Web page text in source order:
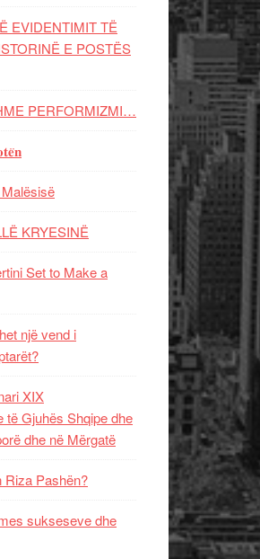
EVIDENTIMIT TË
E POSTËS
PERFORMIZMI…
KRYESINË
Set to Make a
një vend i
XIX
Gjuhës Shqipe dhe
dhe në Mërgatë
Riza Pashën?
sukseseve dhe